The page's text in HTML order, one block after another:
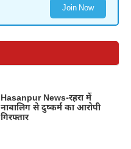
Join Now
Hasanpur News-रहरा में
नाबालिग से दुष्कर्म का आरोपी
गिरफ्तार